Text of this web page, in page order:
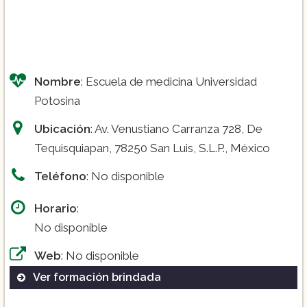
Nombre: Escuela de medicina Universidad
Potosina
Ubicación: Av. Venustiano Carranza 728, De
Tequisquiapan, 78250 San Luis, S.L.P., México
Teléfono: No disponible
Horario:
No disponible
Web: No disponible
Ver formación brindada